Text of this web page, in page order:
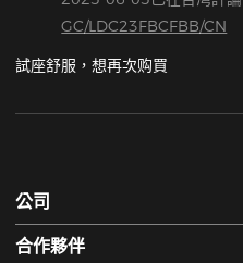
GC/LDC23FBCFBB/CN
試座舒服，想再次购買
公司
合作夥伴